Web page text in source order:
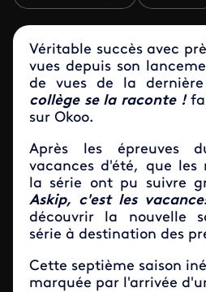
Véritable succès avec
vues depuis son
de vues de la
collège se la raconte !
sur Okoo.
Après les épreuves
vacances d'été, que les
la série ont pu suivre
Askip, c'est les
découvrir la nouvelle
série à destination des
Cette septième saison
marquée par l'arrivée